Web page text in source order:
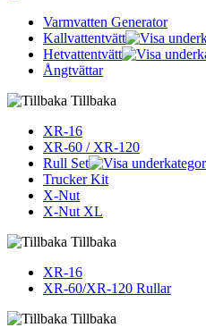
Varmvatten Generator
Kallvattentvätt
Hetvattentvätt
Ångtvättar
Tillbaka
XR-16
XR-60 / XR-120
Rull Set
Trucker Kit
X-Nut
X-Nut XL
Tillbaka
XR-16
XR-60/XR-120 Rullar
Tillbaka